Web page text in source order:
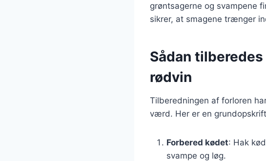
grøntsagerne og svampene
sikrer, at smagene trænger
Sådan
rødvin
Tilberedningen af forloren
værd. Her er en
Forbered kødet: Hak
svampe og løg.